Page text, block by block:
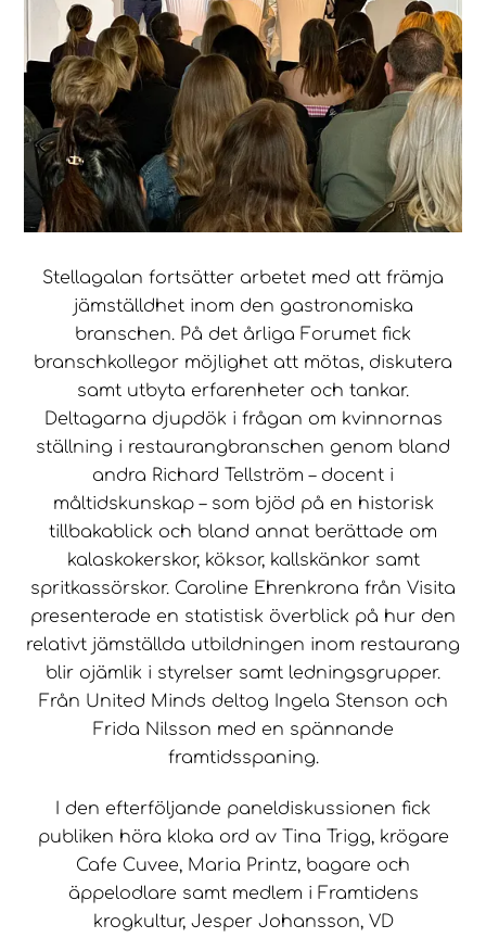
Stellagalan fortsätter arbetet med att främja
jämställdhet inom den gastronomiska
branschen. På det årliga Forumet fick
branschkollegor möjlighet att mötas, diskutera
samt utbyta erfarenheter och tankar.
Deltagarna djupdök i frågan om kvinnornas
ställning i restaurangbranschen genom bland
andra Richard Tellström – docent i
måltidskunskap – som bjöd på en historisk
tillbakablick och bland annat berättade om
kalaskokerskor, köksor, kallskänkor samt
spritkassörskor. Caroline Ehrenkrona från Visita
presenterade en statistisk överblick på hur den
relativt jämställda utbildningen inom restaurang
blir ojämlik i styrelser samt ledningsgrupper.
Från United Minds deltog Ingela Stenson och
Frida Nilsson med en spännande
framtidsspaning.
I den efterföljande paneldiskussionen fick
publiken höra kloka ord av Tina Trigg, krögare
Cafe Cuvee, Maria Printz, bagare och
äppelodlare samt medlem i Framtidens
krogkultur, Jesper Johansson, VD